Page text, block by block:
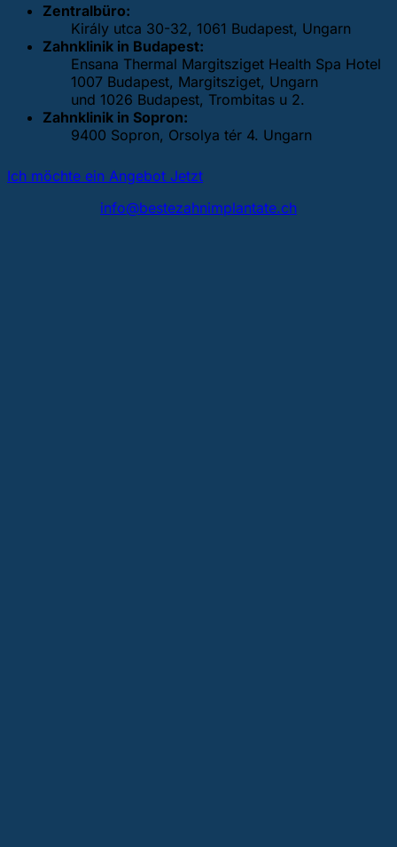
Zentralbüro:
Király utca 30-32, 1061 Budapest, Ungarn
Zahnklinik in Budapest:
Ensana Thermal Margitsziget Health Spa Hotel
1007 Budapest, Margitsziget, Ungarn
und 1026 Budapest, Trombitas u 2.
Zahnklinik in Sopron:
9400 Sopron, Orsolya tér 4. Ungarn
Ich möchte ein Angebot Jetzt
info@bestezahnimplantate.ch